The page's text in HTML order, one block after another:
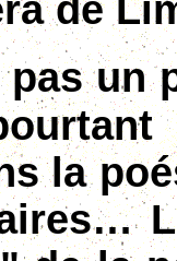
de
un
la